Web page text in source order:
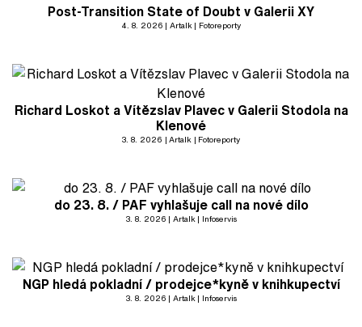
Post-Transition State of Doubt v Galerii XY
4. 8. 2026 Artalk Fotoreporty
Richard Loskot a Vítězslav Plavec v Galerii Stodola na
Klenové
3. 8. 2026 Artalk Fotoreporty
do 23. 8. / PAF vyhlašuje call na nové dílo
3. 8. 2026 Artalk Infoservis
NGP hledá pokladní / prodejce*kyně v knihkupectví
3. 8. 2026 Artalk Infoservis